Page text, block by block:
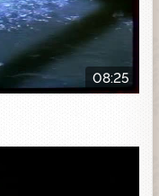
08:25